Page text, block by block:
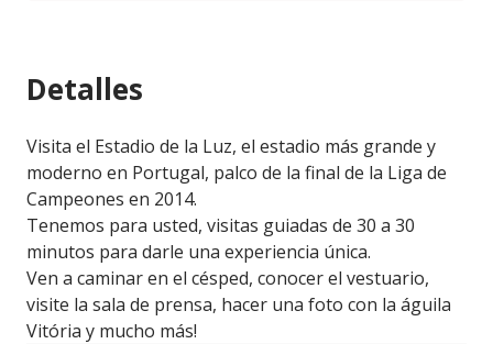
Detalles
Visita el Estadio de la Luz, el estadio más grande y
moderno en Portugal, palco de la final de la Liga de
Campeones en 2014.
Tenemos para usted, visitas guiadas de 30 a 30
minutos para darle una experiencia única.
Ven a caminar en el césped, conocer el vestuario,
visite la sala de prensa, hacer una foto con la águila
Vitória y mucho más!